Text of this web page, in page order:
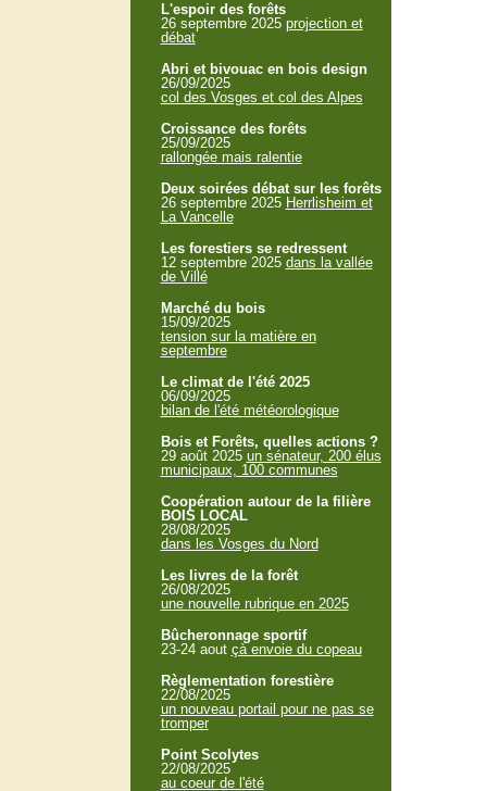
L'espoir des forêts
26 septembre 2025 projection et
débat
Abri et bivouac en bois design
26/09/2025
col des Vosges et col des Alpes
Croissance des forêts
25/09/2025
rallongée mais ralentie
Deux soirées débat sur les forêts
26 septembre 2025 Herrlisheim et
La Vancelle
Les forestiers se redressent
12 septembre 2025 dans la vallée
de Villé
Marché du bois
15/09/2025
tension sur la matière en
septembre
Le climat de l'été 2025
06/09/2025
bilan de l'été météorologique
Bois et Forêts, quelles actions ?
29 août 2025 un sénateur, 200 élus
municipaux, 100 communes
Coopération autour de la filière
BOIS LOCAL
28/08/2025
dans les Vosges du Nord
Les livres de la forêt
26/08/2025
une nouvelle rubrique en 2025
Bûcheronnage sportif
23-24 aout çà envoie du copeau
Règlementation forestière
22/08/2025
un nouveau portail pour ne pas se
tromper
Point Scolytes
22/08/2025
au coeur de l'été